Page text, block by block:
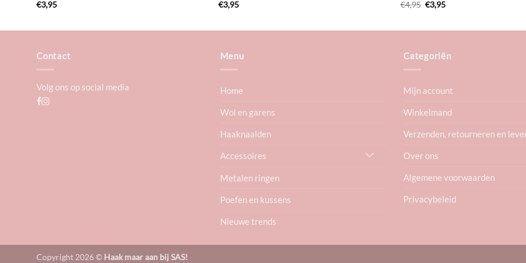
€3,95
€3,95
€4,95 Oorspronkelijke
prijs
€3,95Huidige
Contact
Volg ons op social media
Menu
Home
Wol en garens
Haaknaalden
Accessoires
Metalen ringen
Poefen en kussens
Nieuwe trends
Categoriën
Mijn account
Winkelmand
Verzenden, retourneren en
Over ons
Algemene voorwaarden
Privacybeleid
Copyright 2026 © Haak maar aan bij SAS!